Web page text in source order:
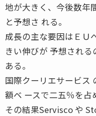
地が大きく、今後数年
と予想さ れる。
成長の主な要因はＥＵ
きい伸びが 予想され
ある。
国際クーリエサービス
額ベ ースで二五％を占
その結果Servisco や